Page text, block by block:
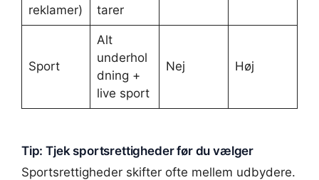
reklamer)
tarer
Sport
Alt
underhol
dning +
live sport
Nej Høj
Tip: Tjek sportsrettigheder før du vælger
Sportsrettigheder skifter ofte mellem udbydere.